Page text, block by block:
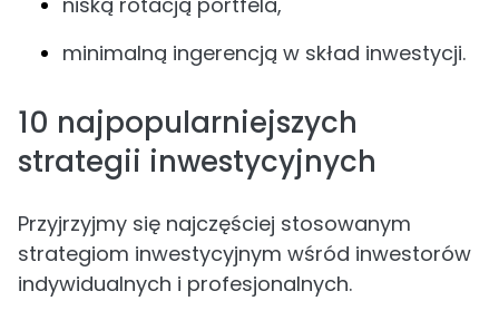
minimalną ingerencją w skład inwestycji.
10 najpopularniejszych
strategii inwestycyjnych
Przyjrzyjmy się najczęściej stosowanym
strategiom inwestycyjnym wśród inwestorów
indywidualnych i profesjonalnych.